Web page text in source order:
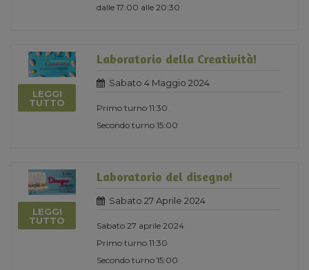
dalle 17:00 alle 20:30
LEGGI
TUTTO
Laboratorio della Creatività!
Sabato 4 Maggio 2024
Primo turno 11:30
Secondo turno 15:00
LEGGI
TUTTO
Laboratorio del disegno!
Sabato 27 Aprile 2024
Sabato 27 aprile 2024
Primo turno 11:30
Secondo turno 15:00